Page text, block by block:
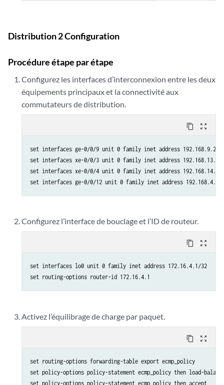
Distribution 2 Configuration
Procédure étape par étape
Configurez les interfaces d’interconnexion entre les deux
équipements principaux et la connectivité aux
commutateurs de distribution.
content_copy zoom_out_map
set interfaces ge-0/0/9 unit 0 family inet address 192.168.9.2/
set interfaces xe-0/0/3 unit 0 family inet address 192.168.13.1/
set interfaces xe-0/0/4 unit 0 family inet address 192.168.14.1/
Configurez l’interface de bouclage et l’ID de routeur.
content_copy zoom_out_map
set interfaces lo0 unit 0 family inet address 172.16.4.1/32
Activez l’équilibrage de charge par paquet.
content_copy zoom_out_map
set routing-options forwarding-table export ecmp_policy
set policy-options policy-statement ecmp_policy then load-